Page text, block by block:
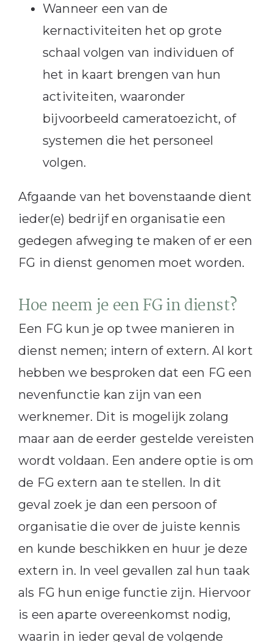
Wanneer een van de
kernactiviteiten het op grote
schaal volgen van individuen of
het in kaart brengen van hun
activiteiten, waaronder
bijvoorbeeld cameratoezicht, of
systemen die het personeel
volgen.
Afgaande van het bovenstaande dient
ieder(e) bedrijf en organisatie een
gedegen afweging te maken of er een
FG in dienst genomen moet worden.
Hoe neem je een FG in dienst?
Een FG kun je op twee manieren in
dienst nemen; intern of extern. Al kort
hebben we besproken dat een FG een
nevenfunctie kan zijn van een
werknemer. Dit is mogelijk zolang
maar aan de eerder gestelde vereisten
wordt voldaan. Een andere optie is om
de FG extern aan te stellen. In dit
geval zoek je dan een persoon of
organisatie die over de juiste kennis
en kunde beschikken en huur je deze
extern in. In veel gevallen zal hun taak
als FG hun enige functie zijn. Hiervoor
is een aparte overeenkomst nodig,
waarin in ieder geval de volgende